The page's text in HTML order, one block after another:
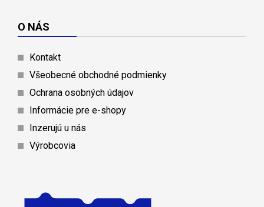
O NÁS
Kontakt
Všeobecné obchodné podmienky
Ochrana osobných údajov
Informácie pre e-shopy
Inzerujú u nás
Výrobcovia